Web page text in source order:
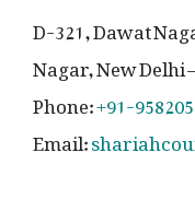
D-321, Dawat
Nagar, New Delhi
Phone:+91-
Email: